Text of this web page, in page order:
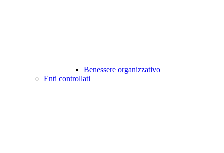
Benessere organizzativo
Enti controllati